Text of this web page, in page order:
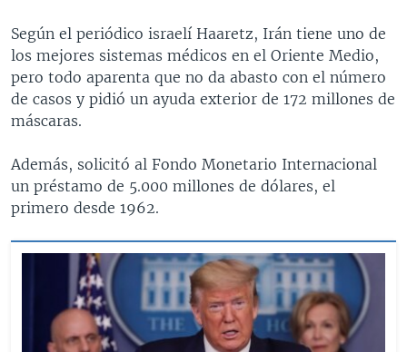
Según el periódico israelí Haaretz, Irán tiene uno de
los mejores sistemas médicos en el Oriente Medio,
pero todo aparenta que no da abasto con el número
de casos y pidió un ayuda exterior de 172 millones de
máscaras.
Además, solicitó al Fondo Monetario Internacional
un préstamo de 5.000 millones de dólares, el
primero desde 1962.